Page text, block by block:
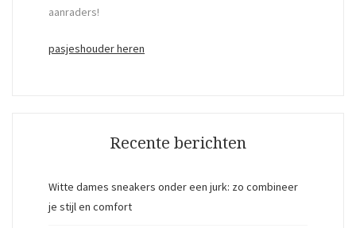
aanraders!
pasjeshouder heren
Recente berichten
Witte dames sneakers onder een jurk: zo combineer
je stijl en comfort